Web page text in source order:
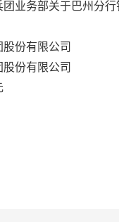
业务部关于巴州分
份有限公司
份有限公司